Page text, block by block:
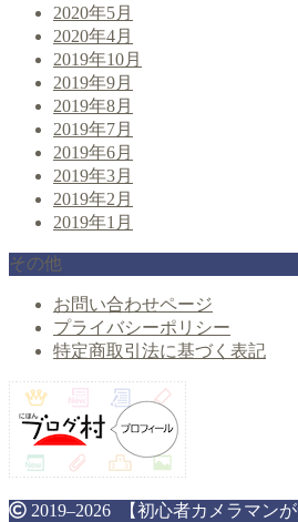
2020年5月
2020年4月
2019年10月
2019年9月
2019年8月
2019年7月
2019年6月
2019年3月
2019年2月
2019年1月
その他
お問い合わせページ
プライバシーポリシー
特定商取引法に基づく表記
2019–2026 【初心者カメラマン